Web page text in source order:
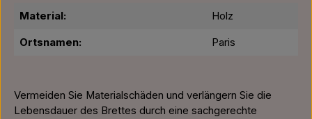
Material: Holz
Ortsnamen: Paris
Vermeiden Sie Materialschäden und verlängern Sie die
Lebensdauer des Brettes durch eine sachgerechte